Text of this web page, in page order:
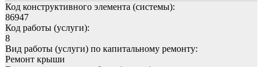
Код конструктивного элемента (системы):
86947
Код работы (услуги):
8
Вид работы (услуги) по капитальному ремонту:
Ремонт крыши